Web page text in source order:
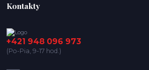
Kontakty
+421 948 096 973
(Po-Pia, 9-17 hod.)